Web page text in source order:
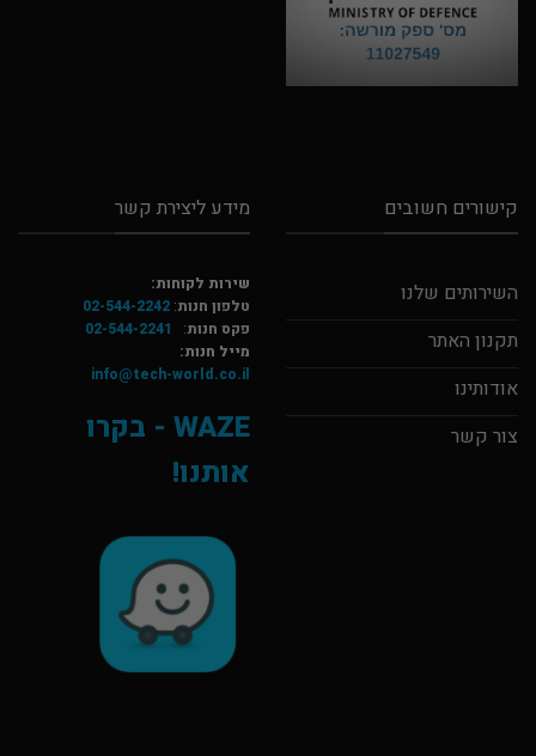
קישורים חשובים
השירותים שלנו
תקנון האתר
אודותינו
צור קשר
מידע ליצירת קשר
שירות לקוחות:
טלפון חנות:
02-544-2242
פקס חנות:
02-544-2241
מייל חנות:
info@tech-world.co.il
WAZE - בקרו
אותנו!